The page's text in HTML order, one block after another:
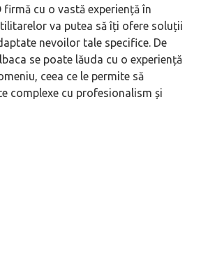
firmă cu o vastă experiență în
va putea să îți ofere soluții
nevoilor tale specifice. De
se poate lăuda cu o experiență
ceea ce le permite să
complexe cu profesionalism și